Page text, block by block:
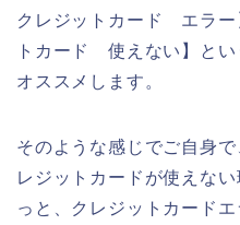
クレジットカード エラー
トカード 使えない】とい
オススメします。
そのような感じでご自身
レジットカードが使えな
っと、クレジットカード